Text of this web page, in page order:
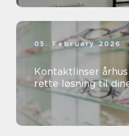
05. February 2026
Kontaktlinser århus sådan finder du den
rette løsning til